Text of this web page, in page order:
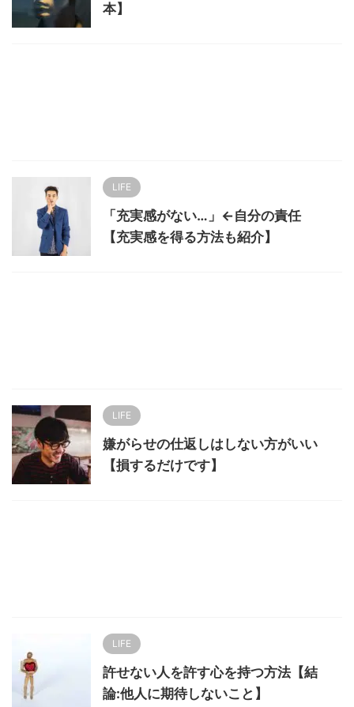
本】
LIFE
「充実感がない…」←自分の責任
【充実感を得る方法も紹介】
LIFE
嫌がらせの仕返しはしない方がいい
【損するだけです】
LIFE
許せない人を許す心を持つ方法【結
論:他人に期待しないこと】